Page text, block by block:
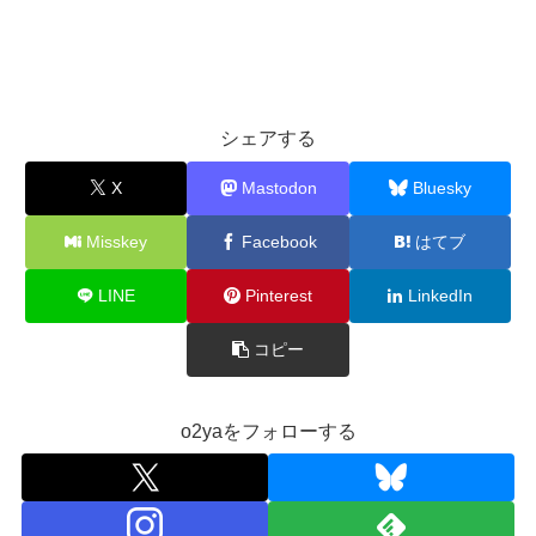
シェアする
X Mastodon Bluesky
Misskey Facebook はてブ
LINE Pinterest LinkedIn
コピー
o2yaをフォローする